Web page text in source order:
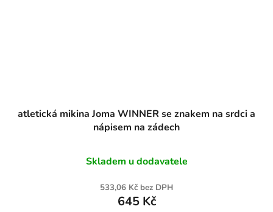
atletická mikina Joma WINNER se znakem na srdci a
nápisem na zádech
Skladem u dodavatele
533,06 Kč bez DPH
645 Kč